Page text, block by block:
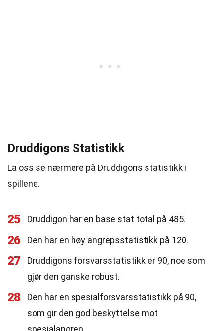
Druddigons Statistikk
La oss se nærmere på Druddigons statistikk i
spillene.
25 Druddigon har en base stat total på 485.
26 Den har en høy angrepsstatistikk på 120.
27
Druddigons forsvarsstatistikk er 90, noe som
gjør den ganske robust.
28
Den har en spesialforsvarsstatistikk på 90,
som gir den god beskyttelse mot
spesialangrep.